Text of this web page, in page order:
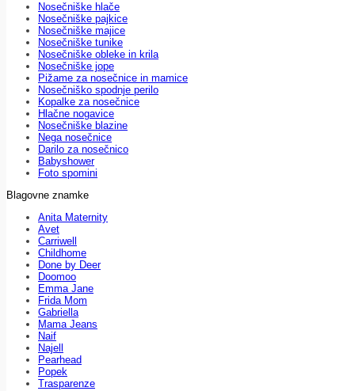
Nosečniške hlače
Nosečniške pajkice
Nosečniške majice
Nosečniške tunike
Nosečniške obleke in krila
Nosečniške jope
Pižame za nosečnice in mamice
Nosečniško spodnje perilo
Kopalke za nosečnice
Hlačne nogavice
Nosečniške blazine
Nega nosečnice
Darilo za nosečnico
Babyshower
Foto spomini
Blagovne znamke
Anita Maternity
Avet
Carriwell
Childhome
Done by Deer
Doomoo
Emma Jane
Frida Mom
Gabriella
Mama Jeans
Naif
Najell
Pearhead
Popek
Trasparenze